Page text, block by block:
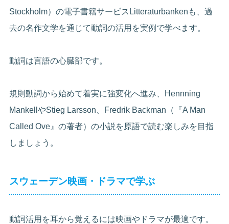
Stockholm）の電子書籍サービスLitteraturbankenも、過
去の名作文学を通じて動詞の活用を実例で学べます。
動詞は言語の心臓部です。
規則動詞から始めて着実に強変化へ進み、Hennning
MankellやStieg Larsson、Fredrik Backman（『A Man
Called Ove』の著者）の小説を原語で読む楽しみを目指
しましょう。
スウェーデン映画・ドラマで学ぶ
動詞活用を耳から覚えるには映画やドラマが最適です。